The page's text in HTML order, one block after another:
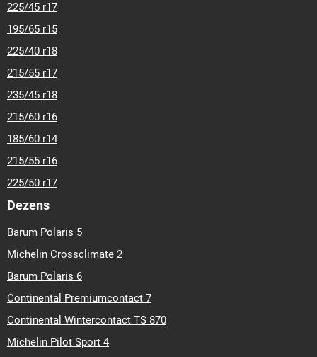
225/45 r17
195/65 r15
225/40 r18
215/55 r17
235/45 r18
215/60 r16
185/60 r14
215/55 r16
225/50 r17
Dezens
Barum Polaris 5
Michelin Crossclimate 2
Barum Polaris 6
Continental Premiumcontact 7
Continental Wintercontact TS 870
Michelin Pilot Sport 4